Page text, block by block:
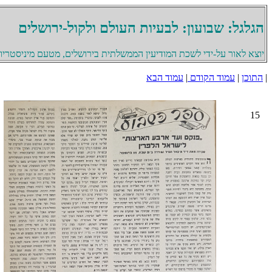
הגלגל: שבועון: לבעיות העולם ולקול-ירושלים
יוצא לאור על-ידי לשכת המודיעין הממשלתית בירושלים, מטעם
| התוכן | עמוד הקודם | עמוד הבא
15